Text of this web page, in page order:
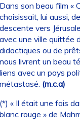
son beau film «
lui aussi,
vers
une ville quittée
ou de
livrent un beau
avec un pays
(m.c.a)
« Il était une fois
rouge » de